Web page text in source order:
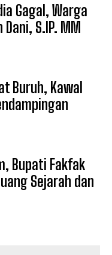
Gagal, Warga
S.IP. MM
Buruh, Kawal
Bupati Fakfak
Sejarah dan